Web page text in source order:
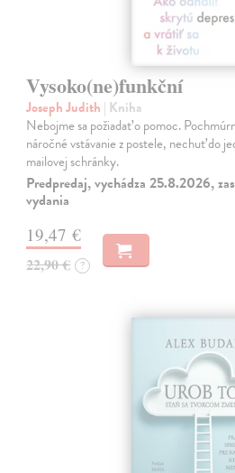
Vysoko(ne)funkční
Joseph Judith | Kniha
Nebojme sa požiadať o pomoc.
náročné vstávanie z postele, nechuť do
mailovej schránky.
Predpredaj, vychádza 25.8.2026,
vydania
19,47 €
22,90 € ?